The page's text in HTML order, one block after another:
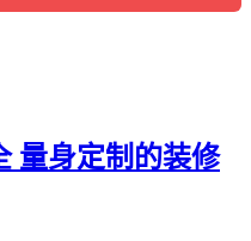
量身定制的装修